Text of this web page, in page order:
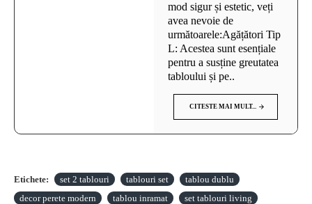
mod sigur și estetic, veți
avea nevoie de
următoarele:Agățători Tip
L: Acestea sunt esențiale
pentru a susține greutatea
tabloului și pe..
CITESTE MAI MULT...
Etichete: set 2 tablouri tablouri set
tablou dublu
decor perete modern
tablou inramat
set tablouri living